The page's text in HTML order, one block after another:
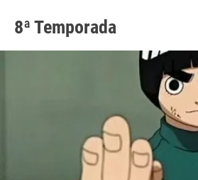
8ª Temporada